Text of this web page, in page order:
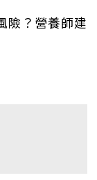
險？營養師建